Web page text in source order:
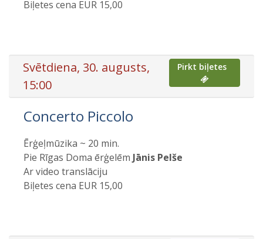
Biļetes cena EUR 15,00
Svētdiena, 30. augusts,
15:00
Pirkt biļetes
Concerto Piccolo
Ērģeļmūzika ~ 20 min.
Pie Rīgas Doma ērģelēm Jānis Pelše
Ar video translāciju
Biļetes cena EUR 15,00